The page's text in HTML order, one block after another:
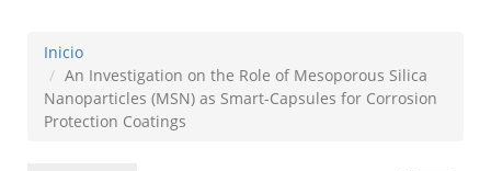
Inicio
An Investigation on the Role of Mesoporous Silica
Nanoparticles (MSN) as Smart-Capsules for Corrosion
Protection Coatings